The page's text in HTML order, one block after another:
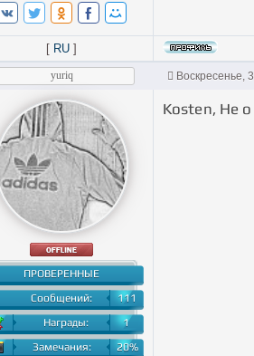
[ RU ]
yuriq Воскресенье,
ПРОВЕРЕННЫЕ
Сообщений:
111
Награды:
1
Замечания:
20%
Kosten, Не